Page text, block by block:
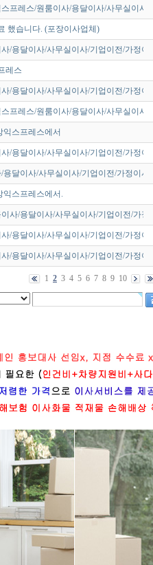
프레스/원룸이사/용달이사/사무실이
했습니다. (포장이사업체)
/용달이사/사무실이사/기업이전/가정
레스
/용달이사/사무실이사/기업이전/가정
프레스/원룸이사/용달이사/사무실이
스프레스에서
/용달이사/사무실이사/기업이전/가정
용달이사/사무실이사/기업이전/가정이
스프레스에서.
사/용달이사/사무실이사/기업이전/가
/용달이사/사무실이사/기업이전/가정
/용달이사/사무실이사/기업이전/가정
1 2 3 4 5 6 7 8 9 10